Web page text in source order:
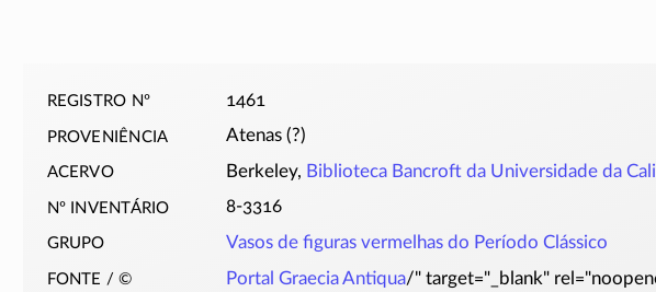
registro nº 1461
proveniência Atenas (?)
acervo Berkeley, Biblioteca Bancroft da Universidade da
nº inventário 8-3316
grupo Vasos de figuras vermelhas do Período Clássico
fonte / © Portal Graecia Antiqua/" target="_blank"